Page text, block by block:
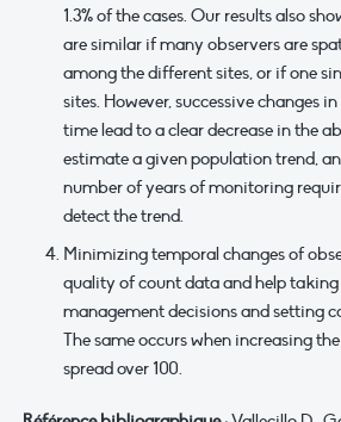
1.3% of the cases. Our results also
are similar if many observers are
among the different sites, or if one
sites. However, successive changes
time lead to a clear decrease in the
estimate a given population trend,
number of years of monitoring
detect the trend.
Minimizing temporal changes of
quality of count data and help
management decisions and setting
The same occurs when increasing
spread over 100.